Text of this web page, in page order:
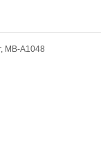
MB-A1048